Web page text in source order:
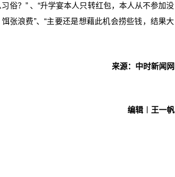
俗？” 、“升学宴本人只转红包，本人从不参加没
张浪费”、“主要还是想藉此机会捞些钱，结果大
来源：中时新闻网
编辑︱王一帆